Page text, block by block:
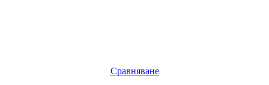
Сравняване